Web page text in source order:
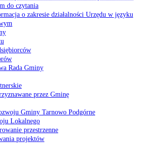
do czytania
o zakresie działalności Urzędu w języku
Rada Gminy
przez Gminę
Gminy Tarnowo Podgórne
Lokalnego
przestrzenne
projektów